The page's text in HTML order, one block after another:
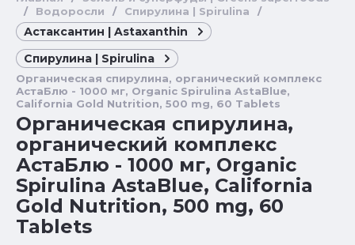
/
Водоросли / Спирулина | Spirulina /
Астаксантин | Astaxanthin
Спирулина | Spirulina
Органическая cпирулина, органический комплекс
АстаБлю - 1000 мг, Organic Spirulina AstaBlue,
California Gold Nutrition, 500 mg, 60 Tablets
Органическая cпирулина,
органический комплекс
АстаБлю - 1000 мг, Organic
Spirulina AstaBlue, California
Gold Nutrition, 500 mg, 60
Tablets